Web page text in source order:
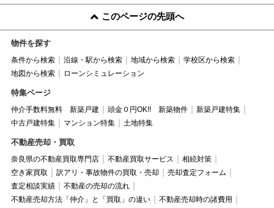
このページの先頭へ
物件を探す
条件から検索 沿線・駅から検索 地域から検索
学校区から検索
地図から検索
ローンシミュレーション
特集ページ
仲介手数料無料 新築戸建 頭金０円OK!! 新築物件
新築戸建特集
中古戸建特集
マンション特集 土地特集
不動産売却・買取
奈良県の不動産買取専門店 不動産買取サービス
相続対策
空き家買取
訳アリ・事故物件の買取・売却
売却査定フォーム
査定相談実績
不動産の売却の流れ
不動産売却方法「仲介」と「買取」の違い
不動産売却時の諸費用